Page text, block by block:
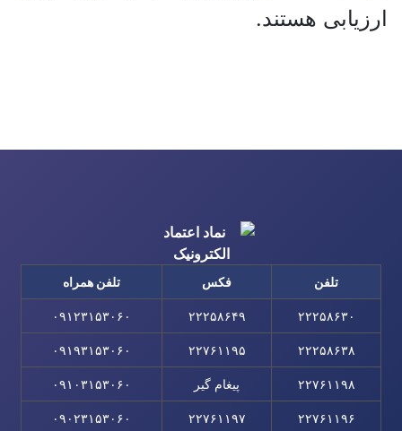
ارزیابی هستند.
تلفن فکس تلفن همراه
۲۲۲۵۸۶۳۰ ۲۲۲۵۸۶۴۹ ۰۹۱۲۳۱۵۳۰۶۰
۲۲۲۵۸۶۳۸ ۲۲۷۶۱۱۹۵ ۰۹۱۹۳۱۵۳۰۶۰
۲۲۷۶۱۱۹۸ پیغام گیر ۰۹۱۰۳۱۵۳۰۶۰
۲۲۷۶۱۱۹۶ ۲۲۷۶۱۱۹۷ ۰۹۰۲۳۱۵۳۰۶۰